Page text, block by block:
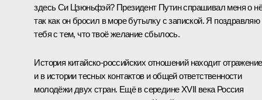
здесь Си Цзюньфэй? Президент Путин спрашивал меня о
так как он бросил в море бутылку с запиской. Я поздравляю
тебя с тем, что твоё желание сбылось.
История китайско-российских отношений находит отражение
и в истории тесных контактов и общей ответственности
молодёжи двух стран. Ещё в середине XVII века Россия